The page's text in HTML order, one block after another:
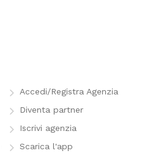
Accedi/Registra Agenzia
Diventa partner
Iscrivi agenzia
Scarica l'app